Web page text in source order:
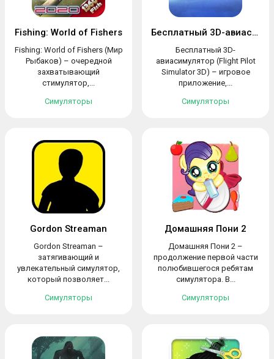
Fishing: World of Fishers
Fishing: World of Fishers (Мир
Рыбаков) – очередной
захватывающий
стимулятор,...
Симуляторы
Бесплатный 3D-авиасимулятор
Бесплатный 3D-
авиасимулятор (Flight Pilot
Simulator 3D) – игровое
приложение,...
Симуляторы
Gordon Streaman
Gordon Streaman –
затягивающий и
увлекательный симулятор,
который позволяет...
Симуляторы
Домашняя Пони 2
Домашняя Пони 2 –
продолжение первой части
полюбившегося ребятам
симулятора. В...
Симуляторы